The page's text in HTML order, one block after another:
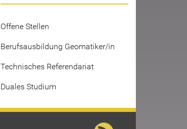
Offene Stellen
Berufsausbildung Geomatiker/in
Technisches Referendariat
Duales Studium